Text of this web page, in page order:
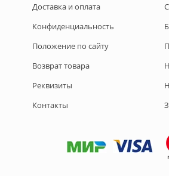
Доставка и оплата
Конфиденциальность
Положение по сайту
Возврат товара
Реквизиты
Контакты